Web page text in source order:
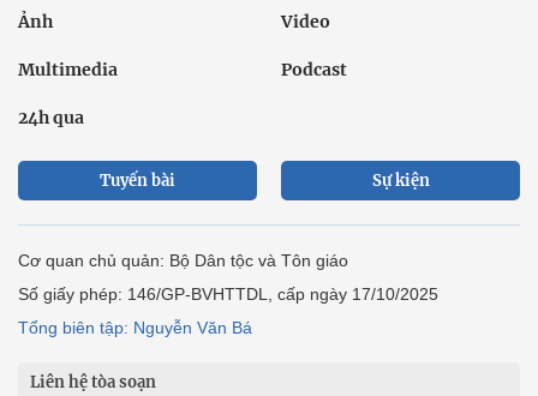
Ảnh Video
Multimedia Podcast
24h qua
Tuyến bài Sự kiện
Cơ quan chủ quản: Bộ Dân tộc và Tôn giáo
Số giấy phép: 146/GP-BVHTTDL, cấp ngày 17/10/2025
Tổng biên tập: Nguyễn Văn Bá
Liên hệ tòa soạn